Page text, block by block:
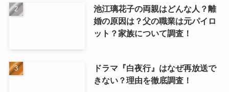
池江璃花子の両親はどんな人？離
婚の原因は？父の職業は元パイロ
ット？家族について調査！
ドラマ『白夜行』はなぜ再放送で
きない？理由を徹底調査！